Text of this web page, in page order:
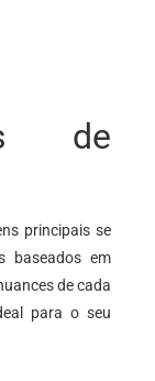
de
principais se
baseados em
de cada
para o seu